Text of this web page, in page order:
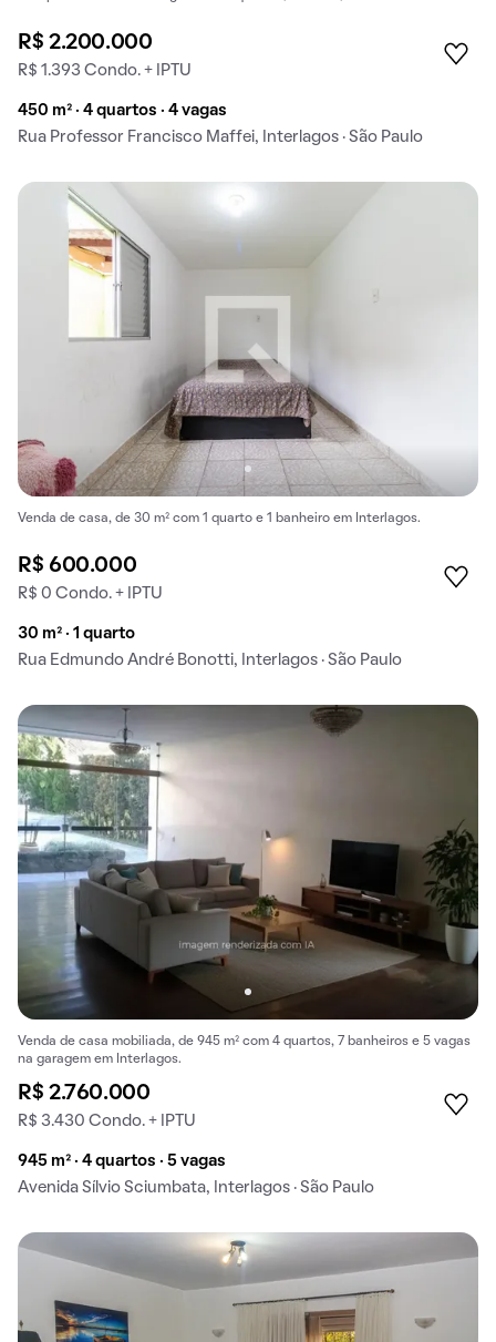
R$ 2.200.000
R$ 1.393 Condo. + IPTU
450 m² · 4 quartos · 4 vagas
Rua Professor Francisco Maffei, Interlagos · São Paulo
Venda de casa, de 30 m² com 1 quarto e 1 banheiro em Interlagos.
R$ 600.000
R$ 0 Condo. + IPTU
30 m² · 1 quarto
Rua Edmundo André Bonotti, Interlagos · São Paulo
Venda de casa mobiliada, de 945 m² com 4 quartos, 7 banheiros e 5 vagas
na garagem em Interlagos.
R$ 2.760.000
R$ 3.430 Condo. + IPTU
945 m² · 4 quartos · 5 vagas
Avenida Sílvio Sciumbata, Interlagos · São Paulo